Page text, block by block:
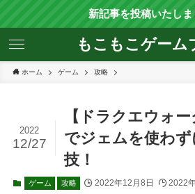
新記事を投稿いたしま
もこもこゲーム
ホーム ゲーム 攻略
【ドラクエウォ
でジェムを使わ
技！
2022
12/27
ゲーム 攻略 2022年12月8日 2022